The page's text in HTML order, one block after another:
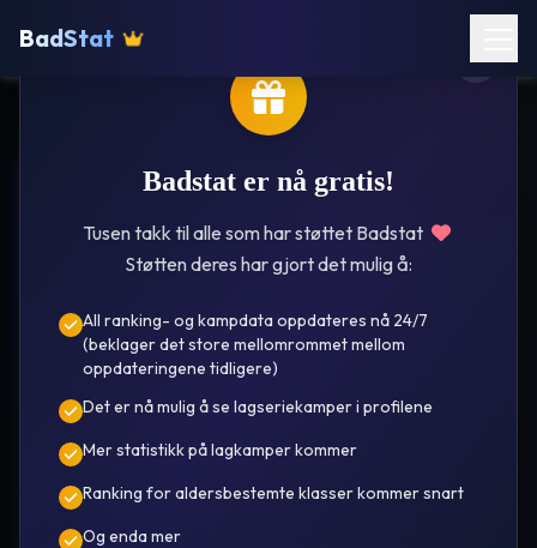
Badstat er nå gratis!
Tusen takk til alle som har støttet Badstat
Støtten deres har gjort det mulig å:
All ranking- og kampdata oppdateres nå 24/7
(beklager det store mellomrommet mellom
oppdateringene tidligere)
Det er nå mulig å se lagseriekamper i profilene
Mer statistikk på lagkamper kommer
Ranking for aldersbestemte klasser kommer snart
Og enda mer
BadStat
Terje
Grønningsæter
År i oversikt 25/26 🌟